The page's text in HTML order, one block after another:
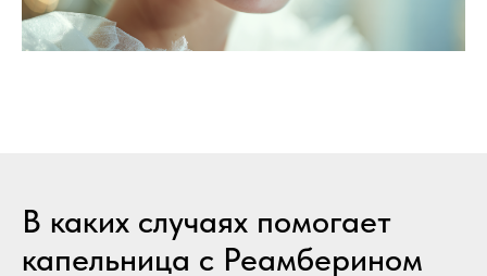
В каких случаях помогает
капельница с Реамберином